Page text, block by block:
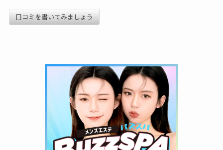
口コミを書いてみましょう